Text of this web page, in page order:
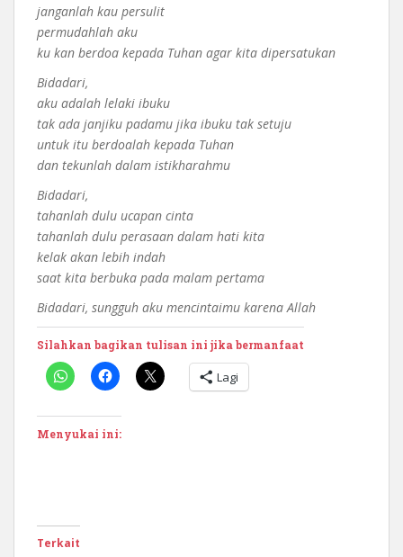
janganlah kau persulit
permudahlah aku
ku kan berdoa kepada Tuhan agar kita dipersatukan
Bidadari,
aku adalah lelaki ibuku
tak ada janjiku padamu jika ibuku tak setuju
untuk itu berdoalah kepada Tuhan
dan tekunlah dalam istikharahmu
Bidadari,
tahanlah dulu ucapan cinta
tahanlah dulu perasaan dalam hati kita
kelak akan lebih indah
saat kita berbuka pada malam pertama
Bidadari, sungguh aku mencintaimu karena Allah
Silahkan bagikan tulisan ini jika bermanfaat
Lagi
Menyukai ini:
Terkait